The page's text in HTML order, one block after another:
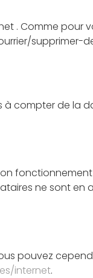
. Comme pour
à compter de la
ne sont en
pouvez
internet.